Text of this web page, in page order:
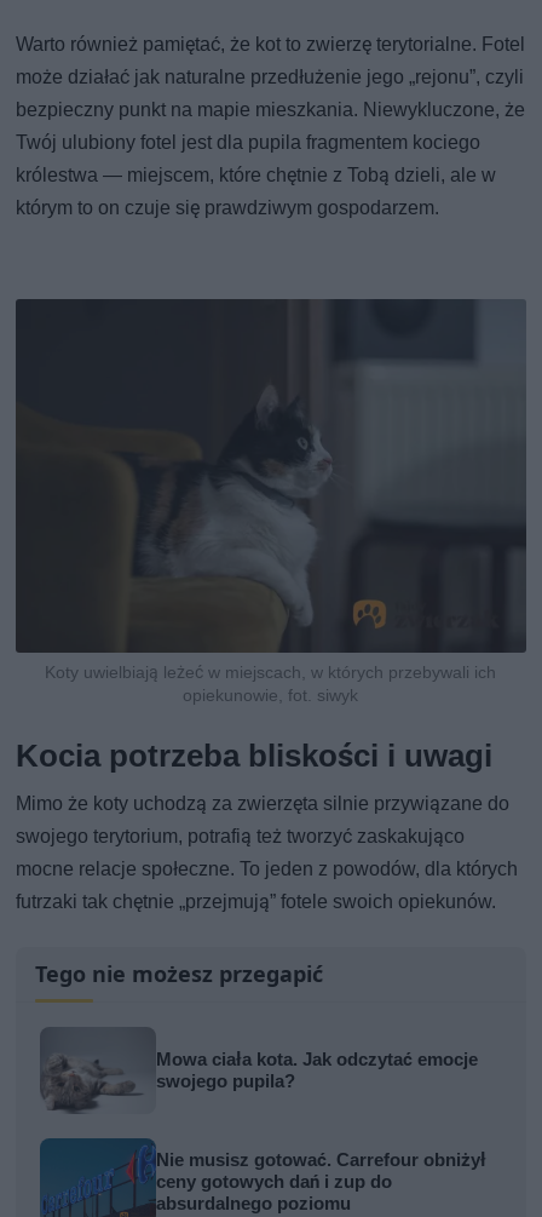
Warto również pamiętać, że kot to zwierzę terytorialne. Fotel
może działać jak naturalne przedłużenie jego „rejonu”, czyli
bezpieczny punkt na mapie mieszkania. Niewykluczone, że
Twój ulubiony fotel jest dla pupila fragmentem kociego
królestwa — miejscem, które chętnie z Tobą dzieli, ale w
którym to on czuje się prawdziwym gospodarzem.
Koty uwielbiają leżeć w miejscach, w których przebywali ich
opiekunowie, fot. siwyk
Kocia potrzeba bliskości i uwagi
Mimo że koty uchodzą za zwierzęta silnie przywiązane do
swojego terytorium, potrafią też tworzyć zaskakująco
mocne relacje społeczne. To jeden z powodów, dla których
futrzaki tak chętnie „przejmują” fotele swoich opiekunów.
Tego nie możesz przegapić
Mowa ciała kota. Jak odczytać emocje
swojego pupila?
Nie musisz gotować. Carrefour obniżył
ceny gotowych dań i zup do
absurdalnego poziomu